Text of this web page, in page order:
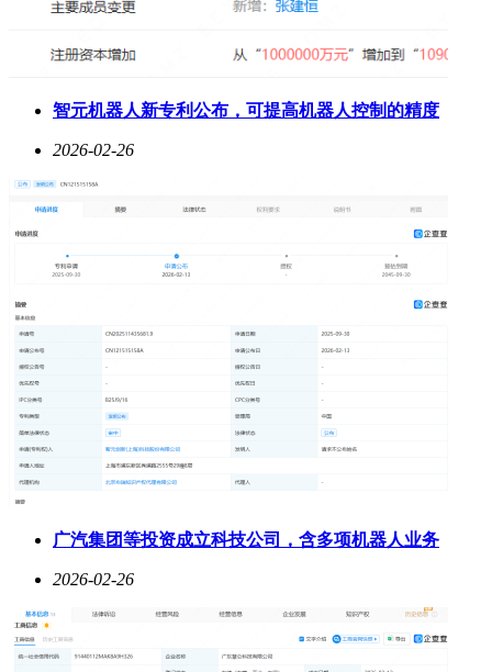
智元机器人新专利公布，可提高机器人控制的精度
2026-02-26
广汽集团等投资成立科技公司，含多项机器人业务
2026-02-26